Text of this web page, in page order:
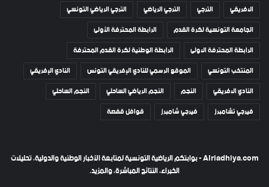
الافريقي الترجي الترجي الرياضي
الترجي الرياضي التونسي
الجامعة التونسية لكرة القدم
الرابطة المحترفة الأولى
الرابطة المحترفة الاولى
الرابطة الوطنية لكرة القدم المحترفة
المنتخب التونسي
الموقع الرسمي للنادي الإفريقي التونس
النادي الإفريقي
النادي الافريقي
النجم النجم الرياضي الساحلي
النجم الساحلي
فيرجي تشامبرز
فيرجي شامبرز قوافل قفصة
Alriadhiya.com - بوابتكم الرياضية التونسية لمتابعة الأخبار الوطنية والدولية، تحليلات
الخبراء، النتائج المباشرة، والمزيد.